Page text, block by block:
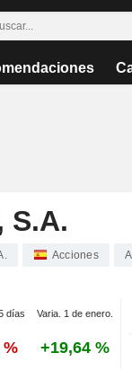
S.A.
Acciones
días Varia. 1 de enero.
% +19,64 %